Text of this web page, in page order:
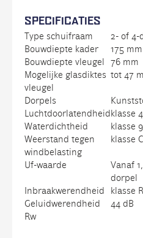
SPECIFICATIES
Type schuifraam
2- of 4-
Bouwdiepte kader
175 mm
Bouwdiepte vleugel
76 mm
Mogelijke glasdiktes
vleugel
tot 47
Dorpels
Luchtdoorlatendheidklasse 4
Waterdichtheid
klasse
Weerstand tegen
windbelasting
klasse
Uf-waarde
Vanaf
dorpel
Inbraakwerendheid
klasse
Geluidwerendheid
Rw
44 dB